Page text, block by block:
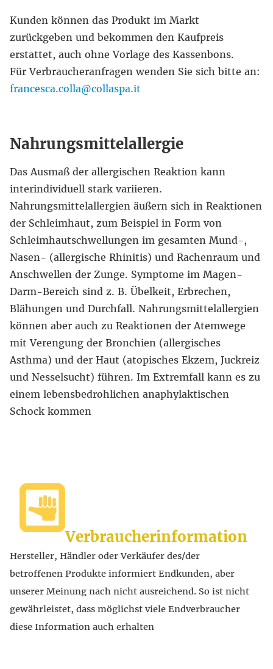
Kunden können das Produkt im Markt
zurückgeben und bekommen den Kaufpreis
erstattet, auch ohne Vorlage des Kassenbons.
Für Verbraucheranfragen wenden Sie sich bitte an:
francesca.colla@collaspa.it
Nahrungsmittelallergie
Das Ausmaß der allergischen Reaktion kann
interindividuell stark variieren.
Nahrungsmittelallergien äußern sich in Reaktionen
der Schleimhaut, zum Beispiel in Form von
Schleimhautschwellungen im gesamten Mund-,
Nasen- (allergische Rhinitis) und Rachenraum und
Anschwellen der Zunge. Symptome im Magen-
Darm-Bereich sind z. B. Übelkeit, Erbrechen,
Blähungen und Durchfall. Nahrungsmittelallergien
können aber auch zu Reaktionen der Atemwege
mit Verengung der Bronchien (allergisches
Asthma) und der Haut (atopisches Ekzem, Juckreiz
und Nesselsucht) führen. Im Extremfall kann es zu
einem lebensbedrohlichen anaphylaktischen
Schock kommen
Verbraucherinformation
Hersteller, Händler oder Verkäufer des/der
betroffenen Produkte informiert Endkunden, aber
unserer Meinung nach nicht ausreichend. So ist nicht
gewährleistet, dass möglichst viele Endverbraucher
diese Information auch erhalten